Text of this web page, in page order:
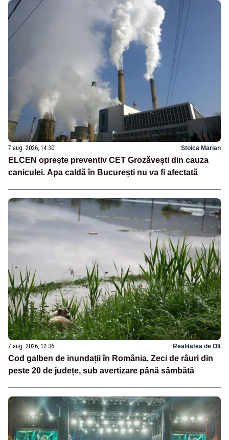
7 aug. 2026, 14:30 Stoica Marian
ELCEN oprește preventiv CET Grozăvești din cauza
caniculei. Apa caldă în București nu va fi afectată
7 aug. 2026, 12:36 Realitatea de Olt
Cod galben de inundații în România. Zeci de râuri din
peste 20 de județe, sub avertizare până sâmbătă